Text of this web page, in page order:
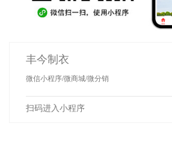
丰今制衣
微信小程序/微商城/微分销
扫码进入小程序